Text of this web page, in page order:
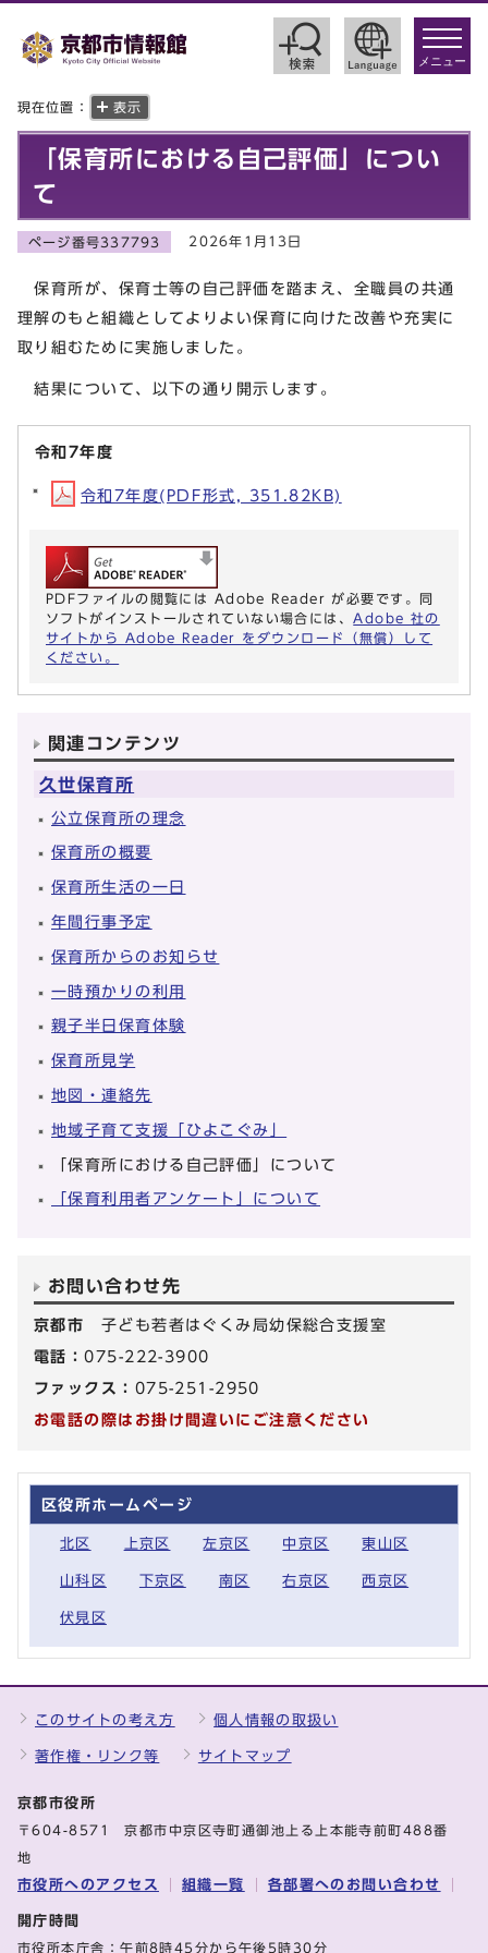
toggle
メニュー
現在位置： 表示
「保育所における自己評価」につい
て
ページ番号337793 2026年1月13日
保育所が、保育士等の自己評価を踏まえ、全職員の共通
理解のもと組織としてよりよい保育に向けた改善や充実に
取り組むために実施しました。
結果について、以下の通り開示します。
令和7年度
令和7年度(PDF形式, 351.82KB)
PDFファイルの閲覧には Adobe Reader が必要です。同
ソフトがインストールされていない場合には、 Adobe 社の
サイトから Adobe Reader をダウンロード（無償）して
ください。
関連コンテンツ
久世保育所
公立保育所の理念
保育所の概要
保育所生活の一日
年間行事予定
保育所からのお知らせ
一時預かりの利用
親子半日保育体験
保育所見学
地図・連絡先
地域子育て支援「ひよこぐみ」
「保育所における自己評価」について
「保育利用者アンケート」について
お問い合わせ先
京都市 子ども若者はぐくみ局幼保総合支援室
電話：075-222-3900
ファックス： 075-251-2950
お電話の際はお掛け間違いにご注意ください
区役所ホームページ
北区 上京区 左京区 中京区 東山区
山科区 下京区 南区 右京区 西京区
伏見区
このサイトの考え方 個人情報の取扱い
著作権・リンク等 サイトマップ
京都市役所
〒604-8571 京都市中京区寺町通御池上る上本能寺前町488番
地
市役所へのアクセス 組織一覧 各部署へのお問い合わせ
開庁時間
市役所本庁舎：午前8時45分から午後5時30分